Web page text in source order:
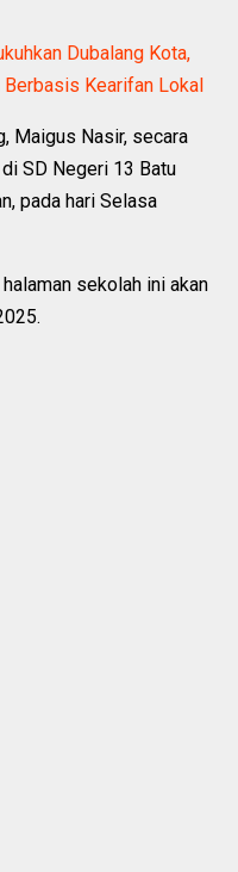
Dubalang Kota,
Kearifan Lokal
Maigus Nasir, secara
SD Negeri 13 Batu
pada hari Selasa
sekolah ini akan